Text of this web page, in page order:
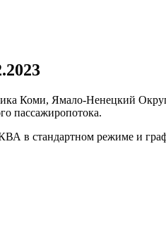
Коми, Ямало-Ненецкий
пассажиропотока.
в стандартном режиме и